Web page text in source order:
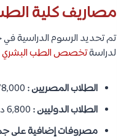
مصاريف كلية
تم تحديد الرسوم الدراسية في
لدراسةتخصص الطب البشري
الطلاب المصريين : 178,000 جنية
الطلاب الدوليين : 6,800 دولار أمريكي سنويًا
مصروفات إضافية على